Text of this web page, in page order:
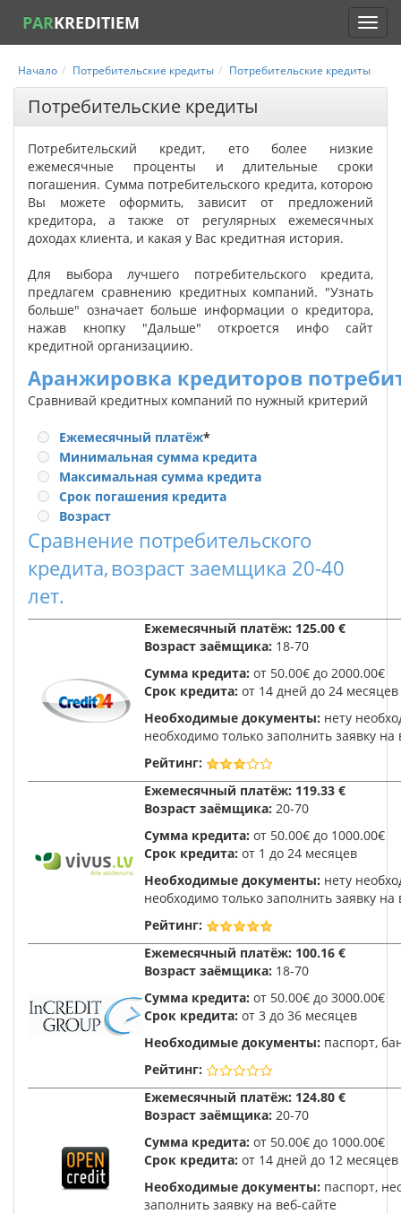
PARKREDITIEM
Начало Потребительские кредиты Потребительские кредиты
Потребительские кредиты
Потребительский кредит, ето более низкие
ежемесячные проценты и длительные сроки
погашения. Сумма потребительского кредита, которою
Вы можете оформить, зависит от предложений
кредитора, а также от регулярных ежемесячных
доходах клиента, и какая у Вас кредитная история.
Для выбора лучшего потребительского кредита,
предлагем сравнению кредитных компаний. "Узнать
больше" означает больше информации о кредитора,
нажав кнопку "Дальше" откроется инфо сайт
кредитной организациию.
Аранжировка кредиторов
Сравнивай кредитных компаний по нужный критерий
Ежемесячный платёж*
Минимальная сумма кредита
Максимальная сумма кредита
Срок погашения кредита
Возраст
Сравнение потребительского
кредита, возраст заемщика 20-40
лет.
Ежемесячный платёж: 125.00 €
Возраст заёмщика: 18-70
Сумма кредита: от 50.00€ до 2000.00€
Срок кредита: от 14 дней до 24 месяцев
Необходимые документы: нету
необходимо только заполнить заявку на
Рейтинг:
Ежемесячный платёж: 119.33 €
Возраст заёмщика: 20-70
Сумма кредита: от 50.00€ до 1000.00€
Срок кредита: от 1 до 24 месяцев
Необходимые документы: нету
необходимо только заполнить заявку на
Рейтинг:
Ежемесячный платёж: 100.16 €
Возраст заёмщика: 18-70
Сумма кредита: от 50.00€ до 3000.00€
Срок кредита: от 3 до 36 месяцев
Необходимые документы: паспорт,
Рейтинг:
Ежемесячный платёж: 124.80 €
Возраст заёмщика: 20-70
Сумма кредита: от 50.00€ до 1000.00€
Срок кредита: от 14 дней до 12 месяцев
Необходимые документы: паспорт,
заполнить заявку на веб-сайте